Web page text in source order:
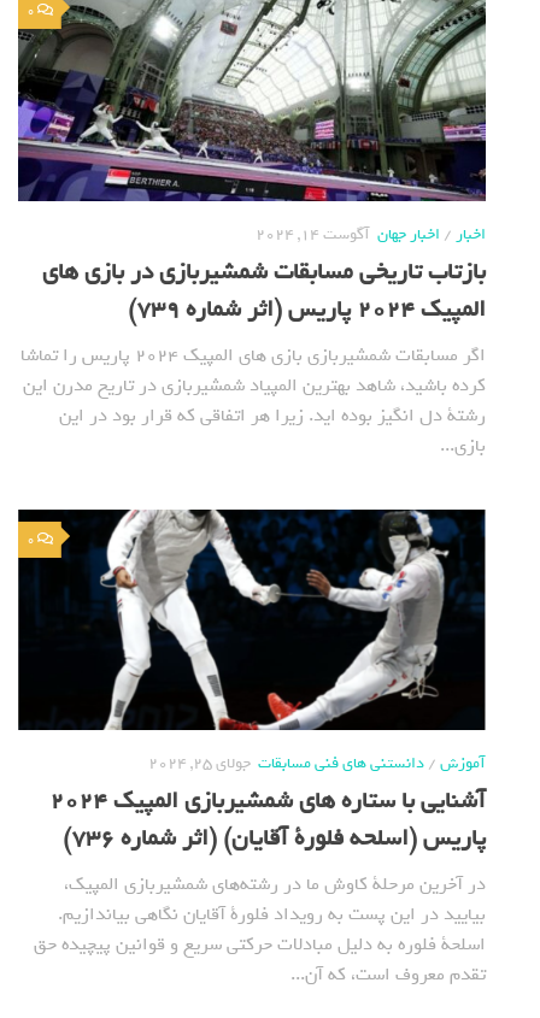
0
اخبار/ اخبار جهان آگوست 14, 2024
بازتاب تاریخی مسابقات شمشیربازی در بازی های
المپیک 2024 پاریس (اثر شماره 739)
اگر مسابقات شمشیربازی بازی های المپیک 2024 پاریس را تماشا
کرده باشید، شاهد بهترین المپیاد شمشیربازی در تاریخ مدرن این
رشتة دل انگیز بوده اید. زیرا هر اتفاقی که قرار بود در این
بازی...
0
آموزش/دانستنی های فنی مسابقات جولای 25, 2024
آشنایی با ستاره های شمشیربازی المپیک 2024
پاریس (اسلحه فلورة آقایان) (اثر شماره 736)
در آخرین مرحلة کاوش ما در رشته‌های شمشیربازی المپیک،
بیایید در این پست به رویداد فلورة آقایان نگاهی بیاندازیم.
اسلحة فلوره به‌ دلیل مبادلات حرکتی سریع و قوانین پیچیده حق
تقدم معروف است، که آن...